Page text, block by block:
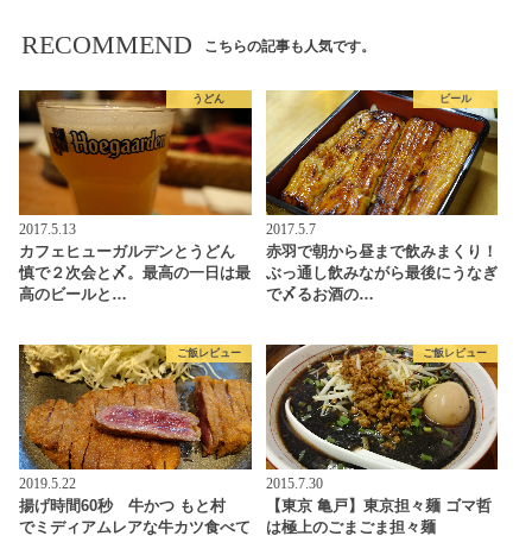
RECOMMEND こちらの記事も人気です。
うどん
2017.5.13
カフェヒューガルデンとうどん
慎で２次会と〆。最高の一日は最
高のビールと…
ビール
2017.5.7
赤羽で朝から昼まで飲みまくり！
ぶっ通し飲みながら最後にうなぎ
で〆るお酒の…
ご飯レビュー
2019.5.22
揚げ時間60秒 牛かつ もと村
でミディアムレアな牛カツ食べて
ご飯レビュー
2015.7.30
【東京 亀戸】東京担々麺 ゴマ哲
は極上のごまごま担々麺